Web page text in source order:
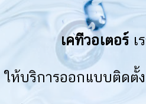
เคทีวอเตอร์เ
ให้บริการออกแบบติดตั้